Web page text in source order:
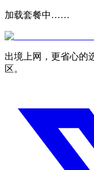
加载套餐中……
出境上网，更省心的
区。